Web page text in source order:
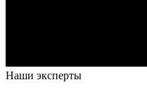
Наши эксперты